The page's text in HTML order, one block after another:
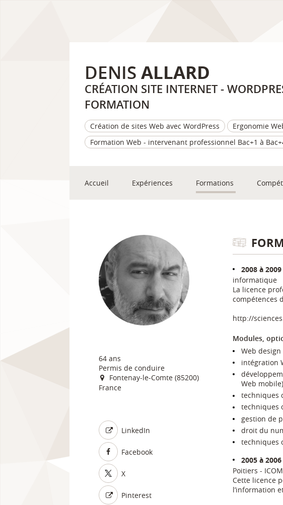
DENIS ALLARD
CRÉATION SITE INTERNET -
FORMATION
Création de sites Web avec WordPress Ergonomie
Formation Web - intervenant professionnel Bac+1 à
Accueil Expériences Formations
64 ans
Permis de conduire
Fontenay-le-Comte (85200)
France
LinkedIn
Facebook
X
Pinterest
2008 à 2009
informatique
La licence
compétences
http://
Modules,
Web design
intégration
Web mobile)
techniques
techniques
gestion de
droit du
techniques
2005 à 2006
Poitiers -
Cette licence
l’information